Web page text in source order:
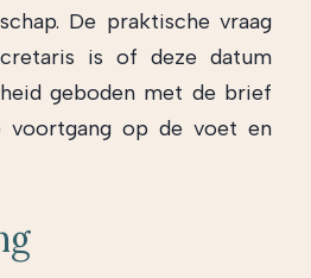
De praktische vraag
is of deze datum
geboden met de brief
voortgang op de voet en